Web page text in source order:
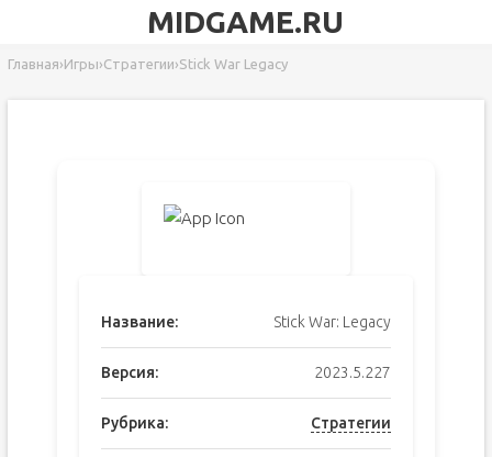
MIDGAME.RU
Главная›Игры›Стратегии›Stick War Legacy
Название: Stick War: Legacy
Версия: 2023.5.227
Рубрика: Стратегии